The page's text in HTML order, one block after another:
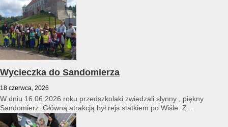
Wycieczka do Sandomierza
18 czerwca, 2026
W dniu 16.06.2026 roku przedszkolaki zwiedzali słynny , piękny
Sandomierz. Główną atrakcją był rejs statkiem po Wiśle. Z...